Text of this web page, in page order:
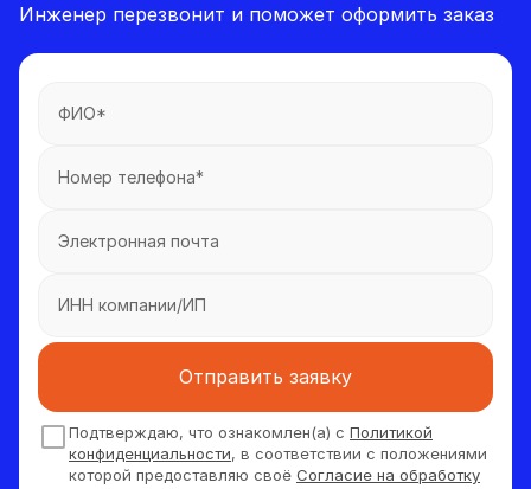
Инженер перезвонит и поможет оформить заказ
Отправить заявку
Подтверждаю, что ознакомлен(а) с Политикой
конфиденциальности, в соответствии с положениями
которой предоставляю своё Согласие на обработку